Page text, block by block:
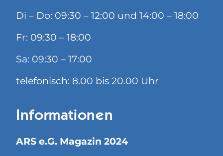
Di – Do: 09:30 – 12:00 und 14:00 – 18:00
Fr: 09:30 – 18:00
Sa: 09:30 – 17:00
telefonisch: 8.00 bis 20.00 Uhr
Informationen
ARS e.G. Magazin 2024